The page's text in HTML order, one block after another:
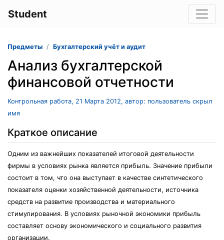
Student
Предметы Бухгалтерский учёт и аудит
Анализ бухгалтерской
финансовой отчетности
Контрольная работа, 21 Марта 2012, автор: пользователь скрыл
имя
Краткое описание
Одним из важнейших показателей итоговой деятельности
фирмы в условиях рынка является прибыль. Значение прибыли
состоит в том, что она выступает в качестве синтетического
показателя оценки хозяйственной деятельности, источника
средств на развитие производства и материального
стимулирования. В условиях рыночной экономики прибыль
составляет основу экономического и социального развития
организации.